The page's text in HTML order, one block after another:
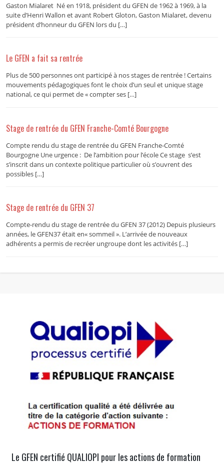
Gaston Mialaret Né en 1918, président du GFEN de 1962 à 1969, à la
suite d’Henri Wallon et avant Robert Gloton, Gaston Mialaret, devenu
président d’honneur du GFEN lors du […]
Le GFEN a fait sa rentrée
Plus de 500 personnes ont participé à nos stages de rentrée ! Certains
mouvements pédagogiques font le choix d’un seul et unique stage
national, ce qui permet de « compter ses […]
Stage de rentrée du GFEN Franche-Comté Bourgogne
Compte rendu du stage de rentrée du GFEN Franche-Comté
Bourgogne Une urgence : De l’ambition pour l’école Ce stage s’est
s’inscrit dans un contexte politique particulier où s’ouvrent des
possibles […]
Stage de rentrée du GFEN 37
Compte-rendu du stage de rentrée du GFEN 37 (2012) Depuis plusieurs
années, le GFEN37 était en« sommeil ». L’arrivée de nouveaux
adhérents a permis de recréer ungroupe dont les activités […]
Le GFEN certifié QUALIOPI pour les actions de formation